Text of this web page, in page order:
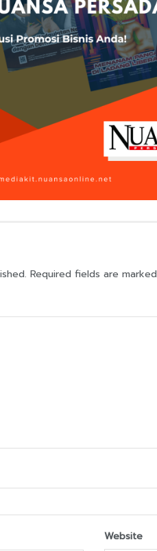
Required fields are marked
Website